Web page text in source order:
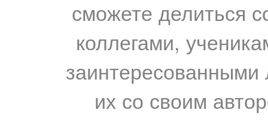
сможете делиться
коллегами,
их со своим